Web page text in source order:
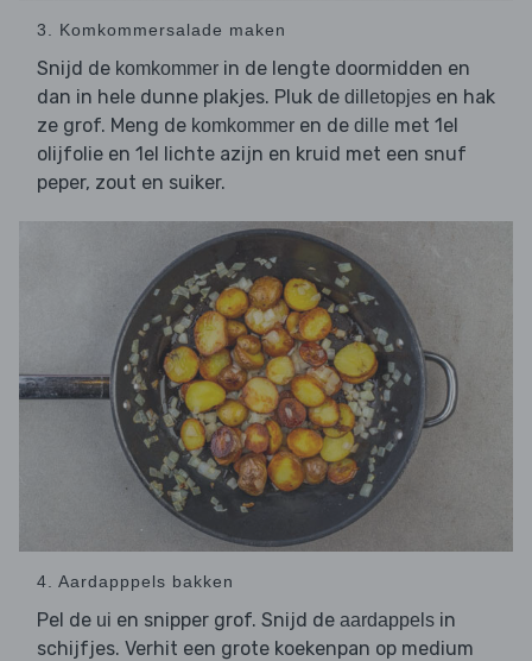
3. Komkommersalade maken
Snijd de komkommer in de lengte doormidden en
dan in hele dunne plakjes. Pluk de dilletopjes en hak
ze grof. Meng de komkommer en de dille met 1el
olijfolie en 1el lichte azijn en kruid met een snuf
peper, zout en suiker.
4. Aardapppels bakken
Pel de ui en snipper grof. Snijd de aardappels in
schijfjes. Verhit een grote koekenpan op medium